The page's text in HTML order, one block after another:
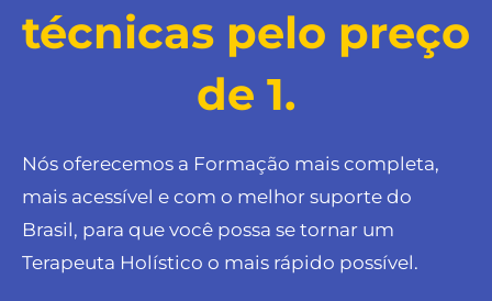
técnicas pelo preço
de 1.
Nós oferecemos a Formação mais completa,
mais acessível e com o melhor suporte do
Brasil, para que você possa se tornar um
Terapeuta Holístico o mais rápido possível.